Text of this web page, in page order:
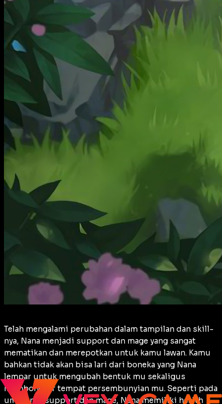
Telah mengalami perubahan dalam tampilan dan skill-
nya, Nana menjadi support dan mage yang sangat
mematikan dan merepotkan untuk kamu lawan. Kamu
bahkan tidak akan bisa lari dari boneka yang Nana
lempar untuk mengubah bentuk mu sekaligus
membongkar tempat persembunyian mu. Seperti pada
umumnya support dan mage, Nana memiliki health